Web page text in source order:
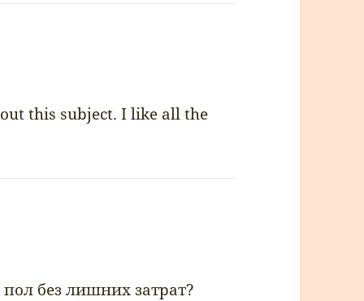
this subject. I like all the
без лишних затрат?